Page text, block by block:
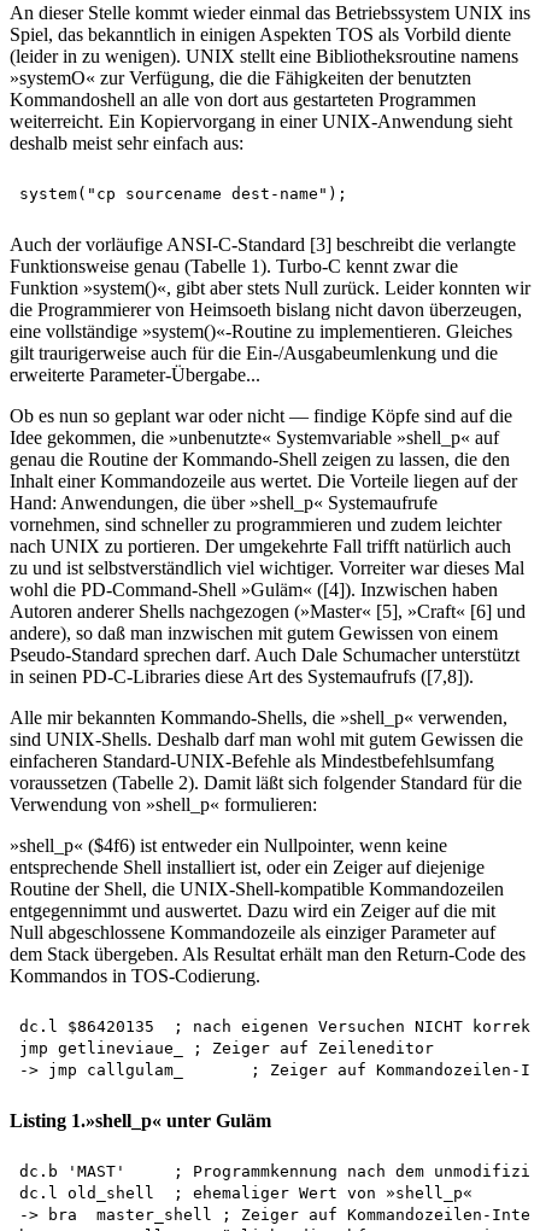
An dieser Stelle kommt wieder einmal das Betriebssystem UNIX ins
Spiel, das bekanntlich in einigen Aspekten TOS als Vorbild diente
(leider in zu wenigen). UNIX stellt eine Bibliotheksroutine namens
»systemO« zur Verfügung, die die Fähigkeiten der benutzten
Kommandoshell an alle von dort aus gestarteten Programmen
weiterreicht. Ein Kopiervorgang in einer UNIX-Anwendung sieht
deshalb meist sehr einfach aus:
Auch der vorläufige ANSI-C-Standard [3] beschreibt die verlangte
Funktionsweise genau (Tabelle 1). Turbo-C kennt zwar die
Funktion »system()«, gibt aber stets Null zurück. Leider konnten wir
die Programmierer von Heimsoeth bislang nicht davon überzeugen,
eine vollständige »system()«-Routine zu implementieren. Gleiches
gilt traurigerweise auch für die Ein-/Ausgabeumlenkung und die
erweiterte Parameter-Übergabe...
Ob es nun so geplant war oder nicht — findige Köpfe sind auf die
Idee gekommen, die »unbenutzte« Systemvariable »shell_p« auf
genau die Routine der Kommando-Shell zeigen zu lassen, die den
Inhalt einer Kommandozeile aus wertet. Die Vorteile liegen auf der
Hand: Anwendungen, die über »shell_p« Systemaufrufe
vornehmen, sind schneller zu programmieren und zudem leichter
nach UNIX zu portieren. Der umgekehrte Fall trifft natürlich auch
zu und ist selbstverständlich viel wichtiger. Vorreiter war dieses Mal
wohl die PD-Command-Shell »Guläm« ([4]). Inzwischen haben
Autoren anderer Shells nachgezogen (»Master« [5], »Craft« [6] und
andere), so daß man inzwischen mit gutem Gewissen von einem
Pseudo-Standard sprechen darf. Auch Dale Schumacher unterstützt
in seinen PD-C-Libraries diese Art des Systemaufrufs ([7,8]).
Alle mir bekannten Kommando-Shells, die »shell_p« verwenden,
sind UNIX-Shells. Deshalb darf man wohl mit gutem Gewissen die
einfacheren Standard-UNIX-Befehle als Mindestbefehlsumfang
voraussetzen (Tabelle 2). Damit läßt sich folgender Standard für die
Verwendung von »shell_p« formulieren:
»shell_p« ($4f6) ist entweder ein Nullpointer, wenn keine
entsprechende Shell installiert ist, oder ein Zeiger auf diejenige
Routine der Shell, die UNIX-Shell-kompatible Kommandozeilen
entgegennimmt und auswertet. Dazu wird ein Zeiger auf die mit
Null abgeschlossene Kommandozeile als einziger Parameter auf
dem Stack übergeben. Als Resultat erhält man den Return-Code des
Kommandos in TOS-Codierung.
dc.l $86420135	; nach eigenen Versuchen NICHT korrekt, ausprobieren!
jmp getlineviaue_ ; Zeiger auf Zeileneditor
Listing 1.»shell_p« unter Guläm
dc.b 'MAST'	; Programmkennung nach dem unmodifizierten Braner-Verfahren (siehe auch [6])
dc.l old_shell	; ehemaliger Wert von »shell_p«
-> bra	master_shell ; Zeiger auf Kommandozeilen-Interpreter; »shell_p« zeigt auf diesen Branch-Befehl